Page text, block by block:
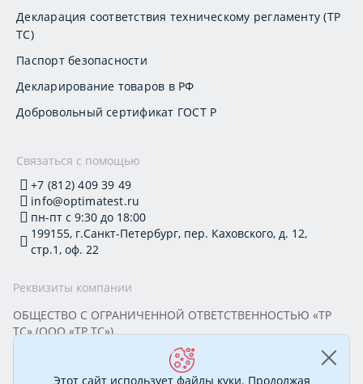
Декларация соответствия техническому регламенту (ТР
ТС)
Паспорт безопасности
Декларирование товаров в РФ
Добровольный сертификат ГОСТ Р
Связаться с помощью
+7 (812) 409 39 49
info@optimatest.ru
пн-пт с 9:30 до 18:00
199155, г.Санкт-Петербург, пер. Каховского, д. 12,
стр.1, оф. 22
Реквизиты компании
ОБЩЕСТВО С ОГРАНИЧЕННОЙ ОТВЕТСТВЕННОСТЬЮ «ТР
ТС» (ООО «ТР ТС»)
Юридический адрес: 199155, г. Санкт-Петербург, пер.
Каховского, д. 12, стр. 1, помещение 22-Н
ИНН 7813295032 КПП 780101001 ОГРН 1177847388894
Этот сайт использует файлы куки. Продолжая